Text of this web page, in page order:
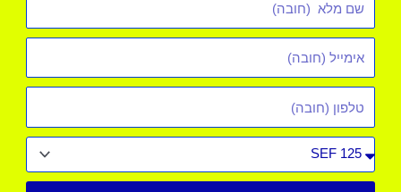
מלא
רכב